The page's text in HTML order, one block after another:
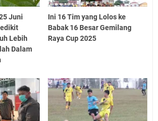
Juni
Lebih
Dalam
Ini 16 Tim yang Lolos ke
Babak 16 Besar Gemilang
Raya Cup 2025